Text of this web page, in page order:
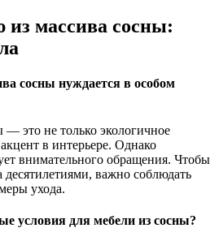
из массива сосны:
сосны нуждается в особом
— это не только экологичное
в интерьере. Однако
внимательного обращения. Чтобы
важно соблюдать
ухода.
условия для мебели из сосны?